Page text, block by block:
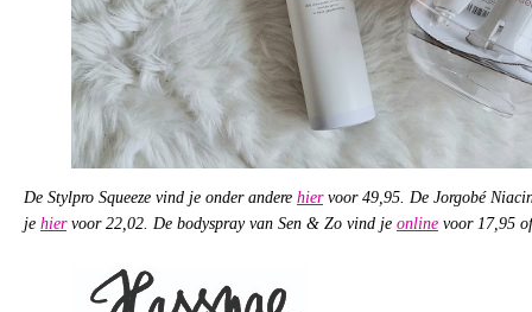
De Stylpro Squeeze vind je onder andere hiervoor 49,95. De Jorgobé
je hiervoor 22,02. De bodyspray van Sen & Zo vind je online voor 17,95